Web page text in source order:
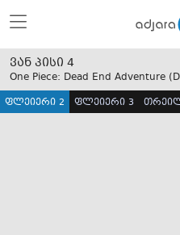
ვან პისი 4
One Piece: Dead End Adventure
ფლეიერი 2 ფლეიერი 3